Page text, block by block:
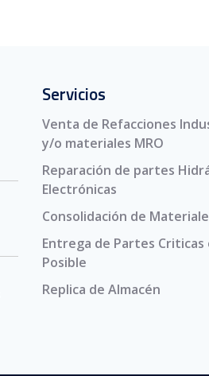
Servicios
Venta de Refacciones
y/o materiales MRO
Reparación de partes
Electrónicas
Consolidación de
Entrega de Partes
Posible
Replica de Almacén